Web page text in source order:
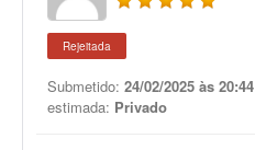
Rejeitada
Submetido: 24/02/2025 às 20:44
estimada: Privado